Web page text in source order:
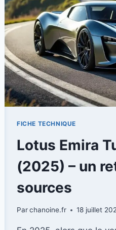
FAIT
SENSATION
FICHE TECHNIQUE
Lotus Emira
(2025) – un
sources
Parchanoine.fr 18 juillet